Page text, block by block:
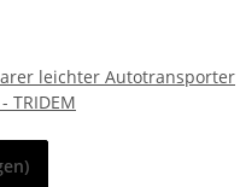
leichter Autotransporter
TRIDEM